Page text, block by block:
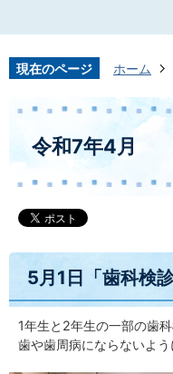
現在のページ ホーム
令和7年4月
5月1日「歯科検診
1年生と2年生の一部の歯
歯や歯周病にならないよ